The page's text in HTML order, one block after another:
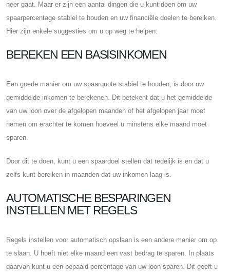
neer gaat. Maar er zijn een aantal dingen die u kunt doen om uw
spaarpercentage stabiel te houden en uw financiële doelen te bereiken.
Hier zijn enkele suggesties om u op weg te helpen:
BEREKEN EEN BASISINKOMEN
Een goede manier om uw spaarquote stabiel te houden, is door uw
gemiddelde inkomen te berekenen. Dit betekent dat u het gemiddelde
van uw loon over de afgelopen maanden of het afgelopen jaar moet
nemen om erachter te komen hoeveel u minstens elke maand moet
sparen.
Door dit te doen, kunt u een spaardoel stellen dat redelijk is en dat u
zelfs kunt bereiken in maanden dat uw inkomen laag is.
AUTOMATISCHE BESPARINGEN
INSTELLEN MET REGELS
Regels instellen voor automatisch opslaan is een andere manier om op
te slaan. U hoeft niet elke maand een vast bedrag te sparen. In plaats
daarvan kunt u een bepaald percentage van uw loon sparen. Dit geeft u